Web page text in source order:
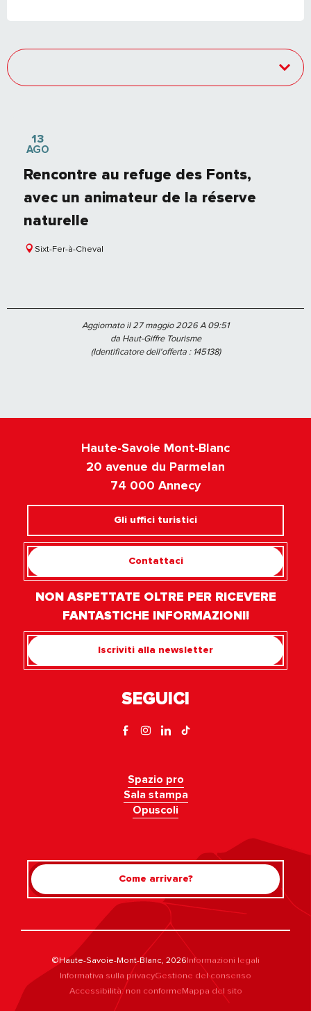
13
AGO
Rencontre au refuge des Fonts,
avec un animateur de la réserve
naturelle
Sixt-Fer-à-Cheval
Aggiornato il 27 maggio 2026 A 09:51
da Haut-Giffre Tourisme
(Identificatore dell'offerta : 145138)
Haute-Savoie Mont-Blanc
20 avenue du Parmelan
74 000 Annecy
Gli uffici turistici
Contattaci
NON ASPETTATE OLTRE PER RICEVERE
FANTASTICHE INFORMAZIONI!
Iscriviti alla newsletter
SEGUICI
Spazio pro
Sala stampa
Opuscoli
Come arrivare?
©Haute-Savoie-Mont-Blanc, 2026Informazioni legali
Informativa sulla privacyGestione del consenso
Accessibilità: non conformeMappa del sito